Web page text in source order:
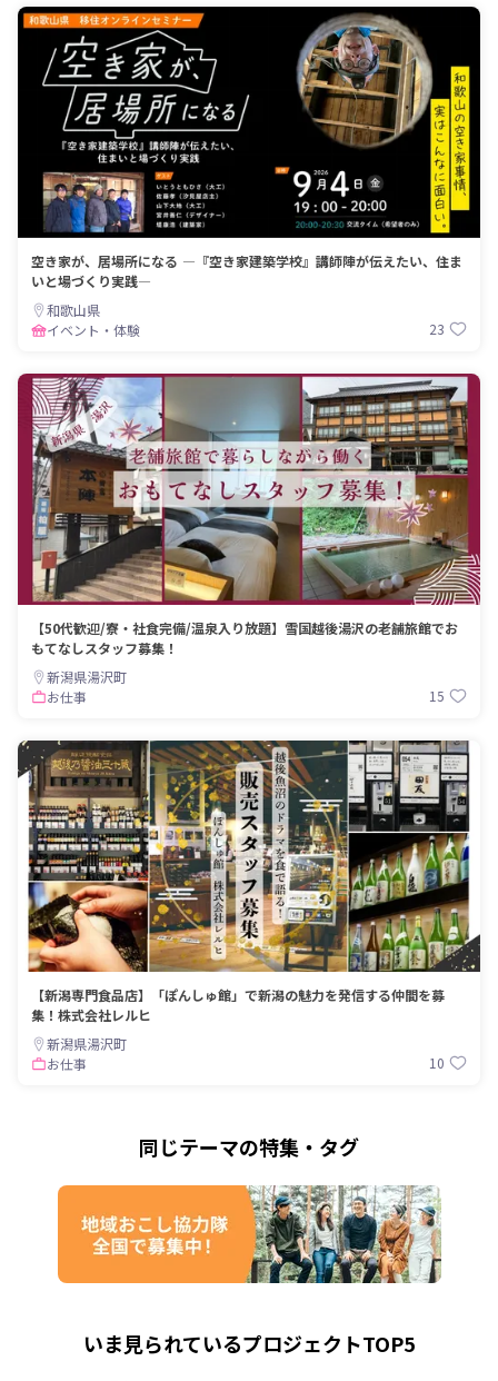
空き家が、居場所になる ―『空き家建築学校』講師陣が伝えたい、住ま
いと場づくり実践―
和歌山県
イベント・体験
23
【50代歓迎/寮・社食完備/温泉入り放題】雪国越後湯沢の老舗旅館でお
もてなしスタッフ募集！
新潟県湯沢町
お仕事
15
【新潟専門食品店】「ぽんしゅ館」で新潟の魅力を発信する仲間を募
集！株式会社レルヒ
新潟県湯沢町
お仕事
10
同じテーマの特集・タグ
いま見られているプロジェクトTOP5